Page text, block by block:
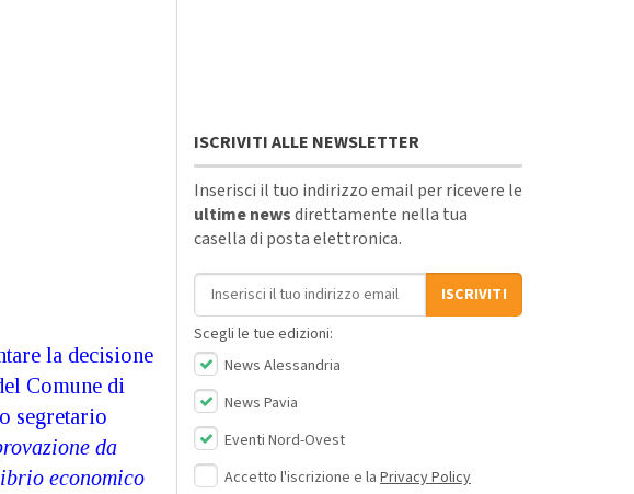
la decisione
Comune di
segretario
da
economico
ISCRIVITI ALLE NEWSLETTER
Inserisci il tuo indirizzo email per ricevere le
ultime newsdirettamente nella tua
casella di posta elettronica.
Indirizzo email
ISCRIVITI
Scegli le tue edizioni:
News Alessandria
News Pavia
Eventi Nord-Ovest
Accetto l'iscrizione e la Privacy Policy